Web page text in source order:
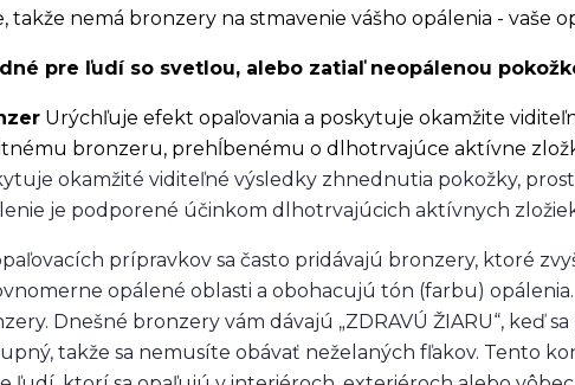
takže nemá bronzery na stmavenie vášho opálenia - vaše
pre ľudí so svetlou, alebo zatiaľ neopálenou
Urýchľuje efekt opaľovania a poskytuje okamžite
bronzeru, prehĺbenému o dlhotrvajúce aktívne
okamžité viditeľné výsledky zhnednutia pokožky,
je podporené účinkom dlhotrvajúcich aktívnych
prípravkov sa často pridávajú bronzery, ktoré
opálené oblasti a obohacujú tón (farbu)
Dnešné bronzery vám dávajú „ZDRAVÚ ŽIARU“, keď
takže sa nemusíte obávať neželaných fľakov. Tento